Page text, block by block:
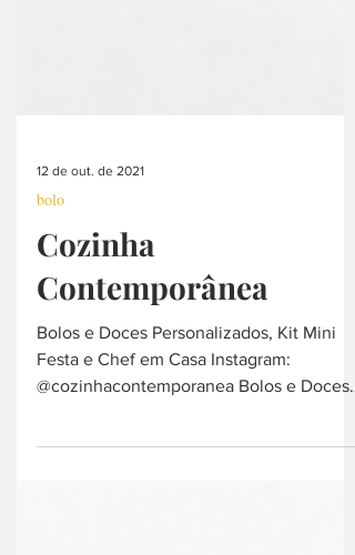
12 de out. de 2021
bolo
Cozinha
Contemporânea
Bolos e Doces Personalizados, Kit Mini
Festa e Chef em Casa Instagram:
Personalizados Chef em Casa...